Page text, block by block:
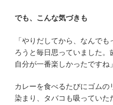
でも、こんな気づきも
「やりだしてから、なんで
ろうと毎日思っていました。
自分が一番楽しかったですね」
カレーを食べるたびにゴムの
染まり、タバコも吸っていた